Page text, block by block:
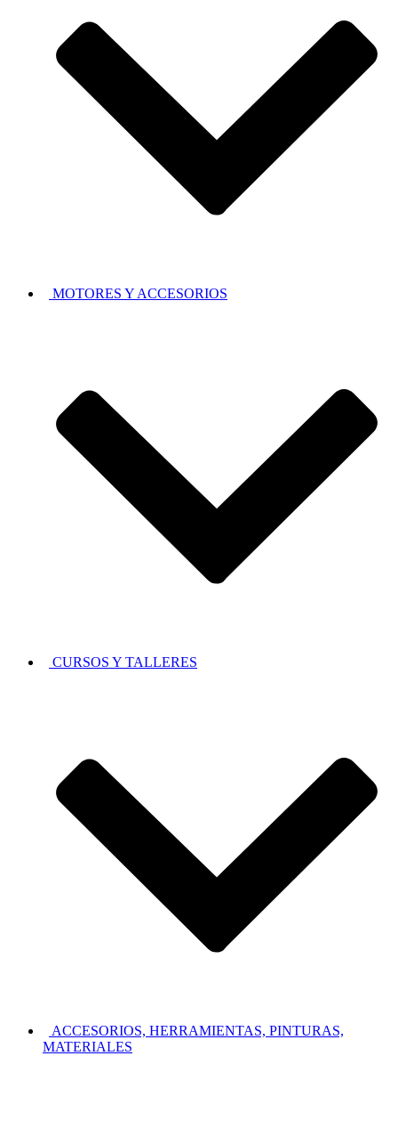
MOTORES Y ACCESORIOS
CURSOS Y TALLERES
ACCESORIOS, HERRAMIENTAS, PINTURAS,
MATERIALES